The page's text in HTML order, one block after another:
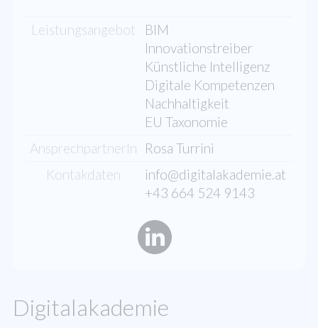
Leistungsangebot
BIM
Innovationstreiber
Künstliche Intelligenz
Digitale Kompetenzen
Nachhaltigkeit
EU Taxonomie
AnsprechpartnerIn
Rosa Turrini
Kontakdaten
info@digitalakademie.at
+43 664 524 9143
Digitalakademie